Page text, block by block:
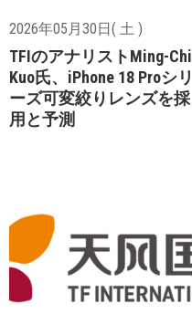
2026年05月30日( 土 )
TFIのアナリストMing-Chi
Kuo氏、iPhone 18 Proシリ
ーズ可変絞りレンズを採
用と予測